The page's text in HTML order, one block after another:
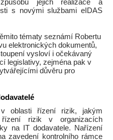
jejich realizace a
s novými službami eIDAS
tématy seznámí Robertu
elektronických dokumentů,
vysloví i očekávaný
legislativy, zejména pak v
důvěru pro
oblasti řízení rizik, jakým
rizik v organizacích
na IT dodavatele. Nařízení
zavedení kontrolního rámce